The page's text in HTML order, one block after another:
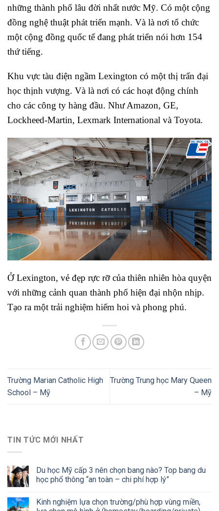
những thành phố lâu đời nhất nước Mỹ. Có một cộng
đồng nghệ thuật phát triển mạnh. Và là nơi tổ chức
một cộng đồng quốc tế đang phát triển nói hơn 154
thứ tiếng.
Khu vực tàu điện ngầm Lexington có một thị trấn đại
học thịnh vượng. Và là nơi có các hoạt động chính
cho các công ty hàng đầu. Như Amazon, GE,
Lockheed-Martin, Lexmark International và Toyota.
Ở Lexington, vẻ đẹp rực rỡ của thiên nhiên hòa quyện
với những cảnh quan thành phố hiện đại nhộn nhịp.
Tạo ra một trải nghiệm hiếm hoi và phong phú.
Trường Marian Catholic High
School – Mỹ
Trường Trung học Mary Queen
– Mỹ
TIN TỨC MỚI NHẤT
Du học Mỹ cấp 3 nên chọn bang nào? Top bang du
học phổ thông “an toàn – chi phí hợp lý”
Kinh nghiệm lựa chọn trường/phù hợp vùng miền,